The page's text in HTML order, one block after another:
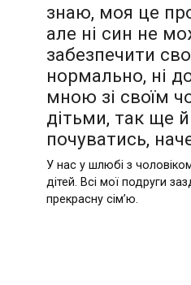
знаю, моя це
але ні син не
забезпечити
нормально, ні
мною зі своїм
дітьми, так ще
почуватись,
У нас у шлюбі з
дітей. Всі мої подруги
прекрасну сім’ю.